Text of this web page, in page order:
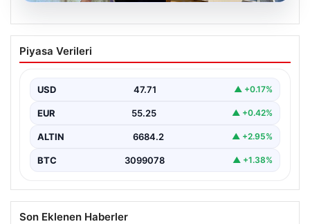
Çanakkale’de böcek ilaçlaması felakete
dönüştü. Yusuf öldü, annesi yoğun
Piyasa Verileri
USD 47.71 ▲ +0.17%
EUR 55.25 ▲ +0.42%
ALTIN 6684.2 ▲ +2.95%
BTC 3099078 ▲ +1.38%
Son Eklenen Haberler